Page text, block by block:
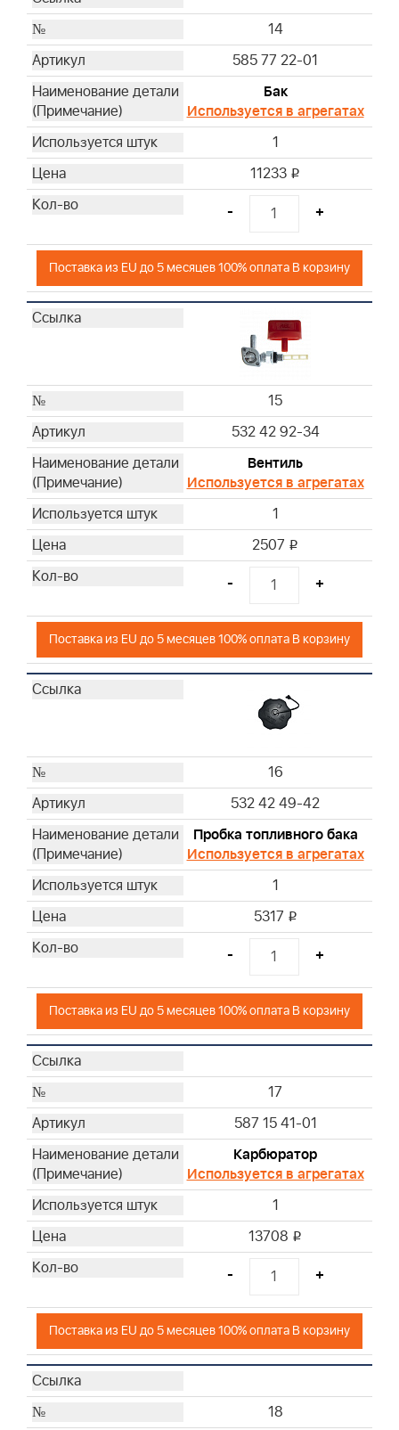
14
585 77 22-01
Бак
Используется в агрегатах
1
11233 i
- +
Поставка из EU до 5 месяцев 100% оплата В корзину
15
532 42 92-34
Вентиль
Используется в агрегатах
1
2507 i
- +
Поставка из EU до 5 месяцев 100% оплата В корзину
16
532 42 49-42
Пробка топливного бака
Используется в агрегатах
1
5317 i
- +
Поставка из EU до 5 месяцев 100% оплата В корзину
17
587 15 41-01
Карбюратор
Используется в агрегатах
1
13708 i
- +
Поставка из EU до 5 месяцев 100% оплата В корзину
18